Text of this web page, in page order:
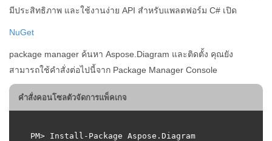
มีประสิทธิภาพ และใช้งานง่าย API สำหรับแพลตฟอร์ม C# เปิด
NuGet
package manager ค้นหา Aspose.Diagram และติดตั้ง คุณยัง
สามารถใช้คำสั่งต่อไปนี้จาก Package Manager Console
คำสั่งคอนโซลตัวจัดการแพ็คเกจ